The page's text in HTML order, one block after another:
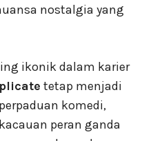
nostalgia yang
ikonik dalam karier
tetap menjadi
komedi,
peran ganda